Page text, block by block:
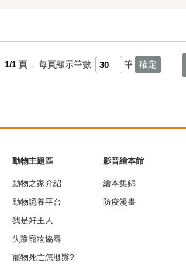
1/1 頁， 每頁顯示筆數 筆
動物主題區
動物之家介紹
動物認養平台
我是好主人
失蹤寵物協尋
寵物死亡怎麼辦?
影音繪本館
繪本集錦
防疫漫畫